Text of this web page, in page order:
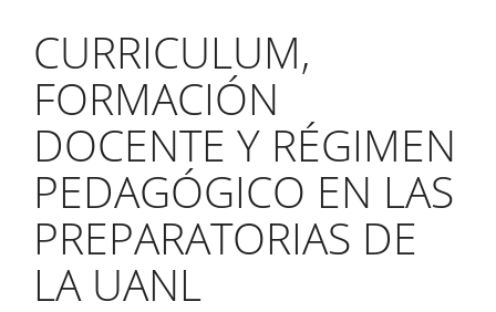
CURRICULUM,
FORMACIÓN
DOCENTE Y RÉGIMEN
PEDAGÓGICO EN LAS
PREPARATORIAS DE
LA UANL